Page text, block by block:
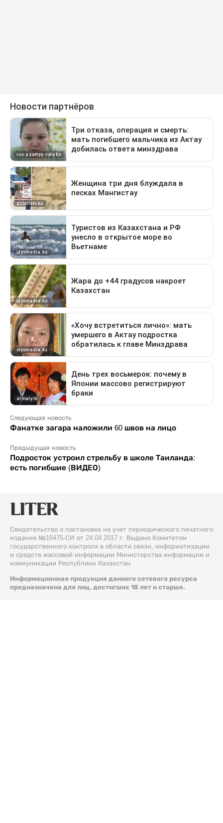
Следующая новость
Фанатке загара наложили 60 швов на лицо
Предыдущая новость
Подросток устроил стрельбу в школе Таиланда:
есть погибшие (ВИДЕО)
Свидетельство о постановке на учет периодического печатного
издания №16475-СИ от 24.04.2017 г. Выдано Комитетом
государственного контроля в области связи, информатизации
и средств массовой информации Министерства информации и
коммуникации Республики Казахстан.
Информационная продукция данного сетевого ресурса
предназначена для лиц, достигших 18 лет и старше.